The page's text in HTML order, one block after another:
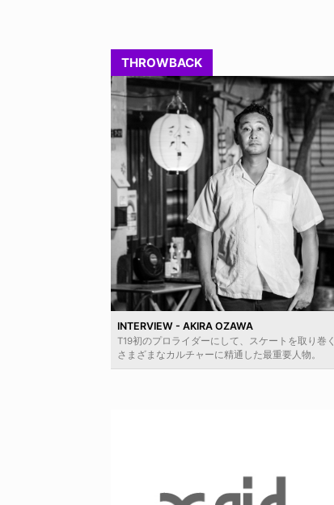
THROWBACK
INTERVIEW - AKIRA OZAWA
T19初のプロライダーにして、スケートを取り巻く
さまざまなカルチャーに精通した最重要人物。